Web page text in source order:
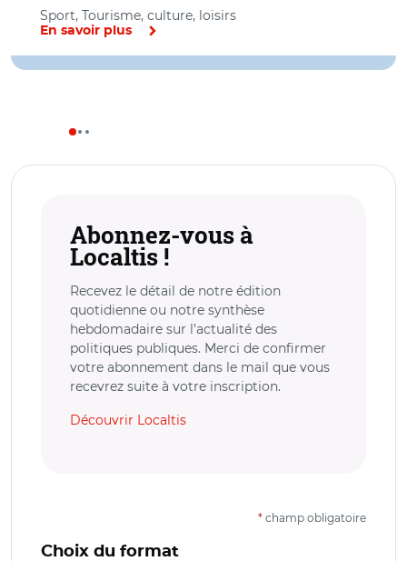
Sport, Tourisme, culture, loisirs
En savoir plus
Abonnez-vous à
Localtis !
Recevez le détail de notre édition
quotidienne ou notre synthèse
hebdomadaire sur l’actualité des
politiques publiques. Merci de confirmer
votre abonnement dans le mail que vous
recevrez suite à votre inscription.
Découvrir Localtis
* champ obligatoire
Choix du format